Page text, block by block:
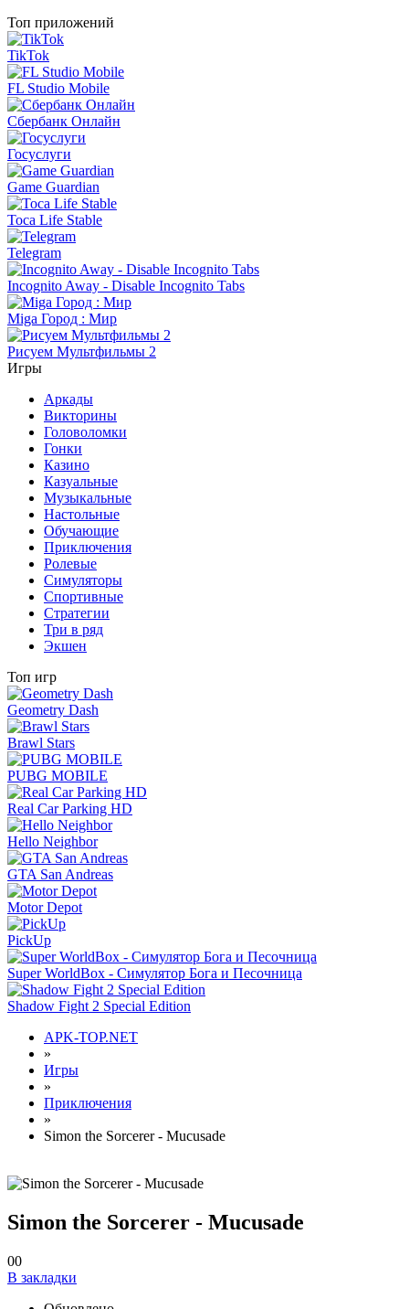
Топ приложений
TikTok
FL Studio Mobile
Сбербанк Онлайн
Госуслуги
Game Guardian
Toca Life Stable
Telegram
Incognito Away - Disable Incognito Tabs
Miga Город : Мир
Рисуем Мультфильмы 2
Игры
Аркады
Викторины
Головоломки
Гонки
Казино
Казуальные
Музыкальные
Настольные
Обучающие
Приключения
Ролевые
Симуляторы
Спортивные
Стратегии
Три в ряд
Экшен
Топ игр
Geometry Dash
Brawl Stars
PUBG MOBILE
Real Car Parking HD
Hello Neighbor
GTA San Andreas
Motor Depot
PickUp
Super WorldBox - Симулятор Бога и Песочница
Shadow Fight 2 Special Edition
APK-TOP.NET
»
Игры
»
Приключения
»
Simon the Sorcerer - Mucusade
Simon the Sorcerer - Mucusade
00
В закладки